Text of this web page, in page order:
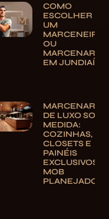
COMO
ESCOLHER
UM
MARCENEIRO
OU
MARCENARIA
EM JUNDIAÍ
MARCENARIA
DE LUXO SOB
MEDIDA:
COZINHAS,
CLOSETS E
PAINÉIS
EXCLUSIVOS |
MOB
PLANEJADOS